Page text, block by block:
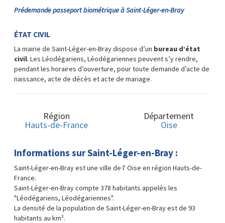
Prédemande passeport biométrique à Saint-Léger-en-Bray
ÉTAT CIVIL
La mairie de Saint-Léger-en-Bray dispose d’un bureau d’état
civil. Les Léodégariens, Léodégariennes peuvent s’y rendre,
pendant les horaires d’ouverture, pour toute demande d’acte de
naissance, acte de décès et acte de mariage.
Région
Hauts-de-France
Département
Oise
Informations sur Saint-Léger-en-Bray :
Saint-Léger-en-Bray est une ville de l' Oise en région Hauts-de-
France.
Saint-Léger-en-Bray compte 378 habitants appelés les
"Léodégariens, Léodégariennes".
La densité de la population de Saint-Léger-en-Bray est de 93
habitants au km².